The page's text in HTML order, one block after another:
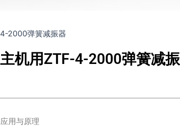
2000弹簧减振器
机用ZTF-4-2000弹簧减
用与原理